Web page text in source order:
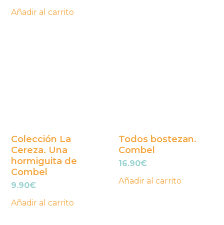
Añadir al carrito
Colección La
Cereza. Una
hormiguita de
Combel
9.90€
Añadir al carrito
Todos bostezan.
Combel
16.90€
Añadir al carrito